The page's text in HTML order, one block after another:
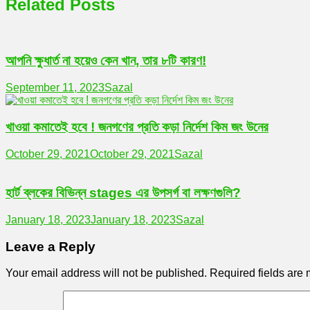
Related Posts
আপনি ক্ষুধার্ত না হয়েও কেন খান, তার ৮টি কারণ!
September 11, 2023Sazal
খাওয়া কমাতেই হবে ! জনগণের প্রতি কড়া নির্দেশ কিম জং উনের
October 29, 2021October 29, 2021Sazal
হার্ট ব্লকের বিভিন্ন stages এর উপসর্গ বা লক্ষণগুলি?
January 18, 2023January 18, 2023Sazal
Leave a Reply
Your email address will not be published. Required fields are